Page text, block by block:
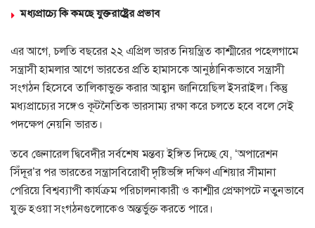
মধ্যপ্রাচ্যে কি কমছে যুক্তরাষ্ট্রের প্রভাব
এর আগে, চলতি বছরের ২২ এপ্রিল ভারত নিয়ন্ত্রিত কাশ্মীরের পহেলগামে
সন্ত্রাসী হামলার আগে ভারতের প্রতি হামাসকে আনুষ্ঠানিকভাবে সন্ত্রাসী
সংগঠন হিসেবে তালিকাভুক্ত করার আহ্বান জানিয়েছিল ইসরাইল। কিন্তু
মধ্যপ্রাচ্যের সঙ্গেও কূটনৈতিক ভারসাম্য রক্ষা করে চলতে হবে বলে সেই
পদক্ষেপ নেয়নি ভারত।
তবে জেনারেল দ্বিবেদীর সর্বশেষ মন্তব্য ইঙ্গিত দিচ্ছে যে, ‘অপারেশন
সিঁদূর’র পর ভারতের সন্ত্রাসবিরোধী দৃষ্টিভঙ্গি দক্ষিণ এশিয়ার সীমানা
পেরিয়ে বিশ্বব্যাপী কার্যক্রম পরিচালনাকারী ও কাশ্মীর প্রেক্ষাপটে নতুনভাবে
যুক্ত হওয়া সংগঠনগুলোকেও অন্তর্ভুক্ত করতে পারে।